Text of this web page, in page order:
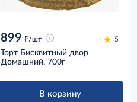
899 д/шт 5
Торт Бисквитный двор
Домашний, 700г
В корзину